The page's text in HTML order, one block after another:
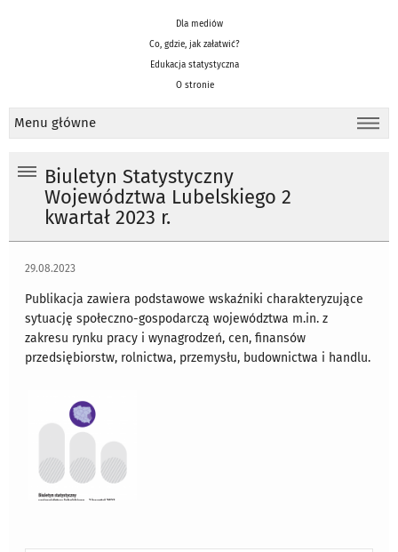
Dla mediów
Co, gdzie, jak załatwić?
Edukacja statystyczna
O stronie
Menu główne
Biuletyn Statystyczny
Województwa Lubelskiego 2
kwartał 2023 r.
29.08.2023
Publikacja zawiera podstawowe wskaźniki charakteryzujące
sytuację społeczno-gospodarczą województwa m.in. z
zakresu rynku pracy i wynagrodzeń, cen, finansów
przedsiębiorstw, rolnictwa, przemysłu, budownictwa i handlu.